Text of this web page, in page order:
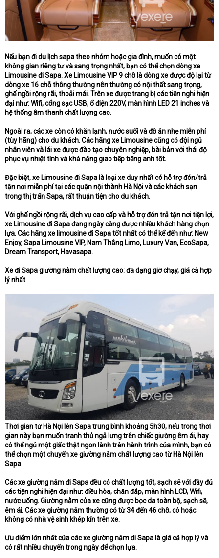
Nếu bạn đi du lịch sapa theo nhóm hoặc gia đình, muốn có một
không gian riêng tư và sang trọng nhất, bạn có thể chọn dòng xe
Limousine đi Sapa. Xe Limousine VIP 9 chỗ là dòng xe được độ lại từ
dòng xe 16 chỗ thông thường nên thường có nội thất sang trọng,
ghế ngồi rộng rãi, thoải mái. Trên xe được trang bị các tiện nghi hiện
đại như: Wifi, cổng sạc USB, ổ điện 220V, màn hình LED 21 inches và
hệ thống âm thanh chất lượng cao.
Ngoài ra, các xe còn có khăn lạnh, nước suối và đồ ăn nhẹ miễn phí
(tùy hãng) cho du khách. Các hãng xe Limousine cũng có đội ngũ
nhân viên và lái xe được đào tạo chuyên nghiệp, bài bản với thái độ
phục vụ nhiệt tình và khả năng giao tiếp tiếng anh tốt.
Đặc biệt, xe Limousine đi Sapa là loại xe duy nhất có hỗ trợ đón/trả
tận nơi miễn phí tại các quận nội thành Hà Nội và các khách sạn
trong thị trấn Sapa, rất thuận tiện cho du khách.
Với ghế ngồi rộng rãi, dịch vụ cao cấp và hỗ trợ đón trả tận nơi tiện lợi,
xe Limousine đi Sapa đang ngày càng được nhiều khách hàng chọn
lựa. Các hãng xe limousine đi Sapa tốt nhất có thể kể đến như: New
Enjoy, Sapa Limousine VIP, Nam Thắng Limo, Luxury Van, EcoSapa,
Dream Transport, Havasapa.
Xe đi Sapa giường nằm chất lượng cao: đa dạng giờ chạy, giá cả hợp
lý nhất
Thời gian từ Hà Nội lên Sapa trung bình khoảng 5h30, nếu trong thời
gian này bạn muốn tranh thủ ngả lưng trên chiếc giường êm ái, hay
có thể ngủ một giấc thật ngon lành trên hành trình của mình, bạn có
thể chọn một chuyến xe giường nằm chất lượng cao từ Hà Nội lên
Sapa.
Các xe giường nằm đi Sapa đều có chất lượng tốt, sạch sẽ với đầy đủ
các tiện nghi hiện đại như: điều hòa, chăn đắp, màn hình LCD, Wifi,
nước uống. Giường nằm của xe cũng được bọc da toàn bộ, sạch sẽ,
êm ái. Các xe giường nằm thường có từ 34 đến 46 chỗ, có hoặc
không có nhà vệ sinh khép kín trên xe.
Ưu điểm lớn nhất của các xe giường nằm đi Sapa là giá cả hợp lý và
có rất nhiều chuyến trong ngày để chọn lựa.